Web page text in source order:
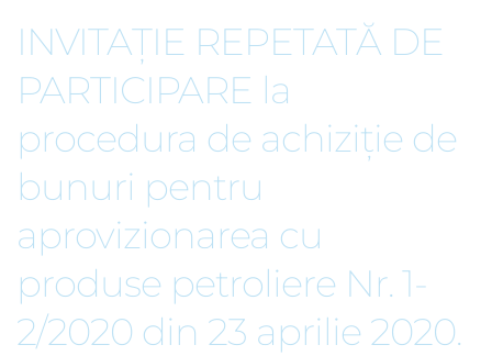
INVITAŢIE REPETATĂ DE
PARTICIPARE la
procedura de achiziție de
bunuri pentru
aprovizionarea cu
produse petroliere Nr. 1-
2/2020 din 23 aprilie 2020.